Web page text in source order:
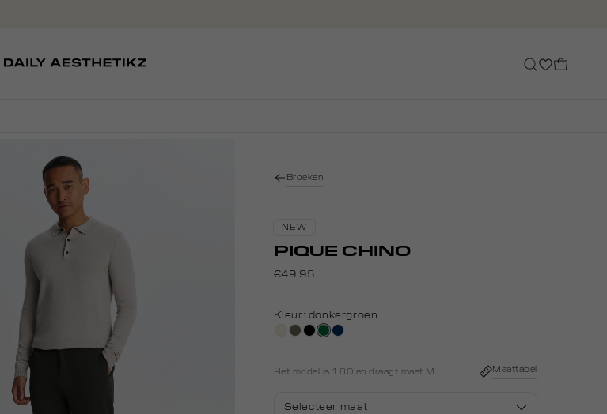
Broeken
NEW
PIQUE CHINO
€49.95
Kleur: donkergroen
kit,middenbruin
zwart
donkergroen
donkerblauw
Het model is 1.80 en draagt maat M Maattabel
Selecteer maat